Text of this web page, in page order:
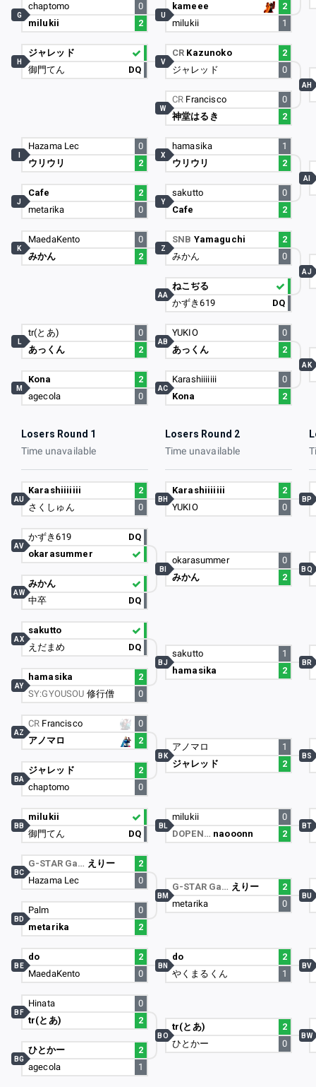
chaptomo
0
milukii
2
G
ジャレッド
御門てん
DQ
H
Hazama Lec
0
ウリウリ
2
Cafe
2
metarika
0
J
MaedaKento
0
みかん
2
K
tr(とあ)
0
あっくん
2
L
Kona
2
agecola
0
M
kameee
2
milukii
1
U
CR Kazunoko
2
ジャレッド
0
V
CR Francisco
0
神堂はるき
2
W
hamasika
1
ウリウリ
2
X
sakutto
0
Cafe
2
Y
SNB Yamaguchi
2
みかん
0
Z
ねこぢる
かずき619
DQ
AA
YUKIO
0
あっくん
2
AB
Karashiiiiiii
0
Kona
2
AC
AH
AI
AJ
AK
Losers Round 1
Time unavailable
Losers Round 2
Time unavailable
Karashiiiiiii
2
さくしゅん
0
AU
かずき619
DQ
okarasummer
AV
みかん
中卒
DQ
AW
sakutto
えだまめ
DQ
AX
hamasika
2
SY:GYOUSOU 修行僧 0
AY
CR Francisco
0
アノマロ
2
AZ
ジャレッド
2
chaptomo
0
BA
milukii
御門てん
DQ
BB
G-STAR Ga… えりー
2
Hazama Lec
0
BC
Palm
0
metarika
2
BD
do
2
MaedaKento
0
BE
Hinata
0
tr(とあ)
2
BF
ひとかー
2
agecola
1
BG
Karashiiiiiii
2
YUKIO
0
BH
okarasummer
0
みかん
2
BI
sakutto
1
hamasika
2
BJ
アノマロ
1
ジャレッド
2
BK
milukii
0
DOPEN… naooonn 2
BL
G-STAR Ga… えりー
2
metarika
0
BM
do
2
やくまるくん
1
BN
tr(とあ)
2
ひとかー
0
BO
BP
BQ
BR
BS
BT
BU
BV
BW